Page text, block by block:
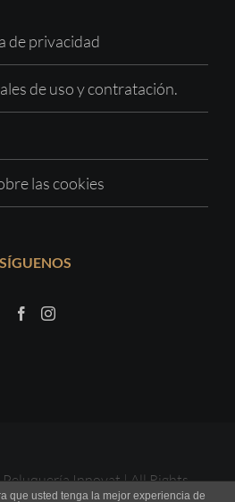
de privacidad
de uso y contratación.
las cookies
SÍGUENOS
Innovat | All Rights
que usted tenga la mejor experiencia de